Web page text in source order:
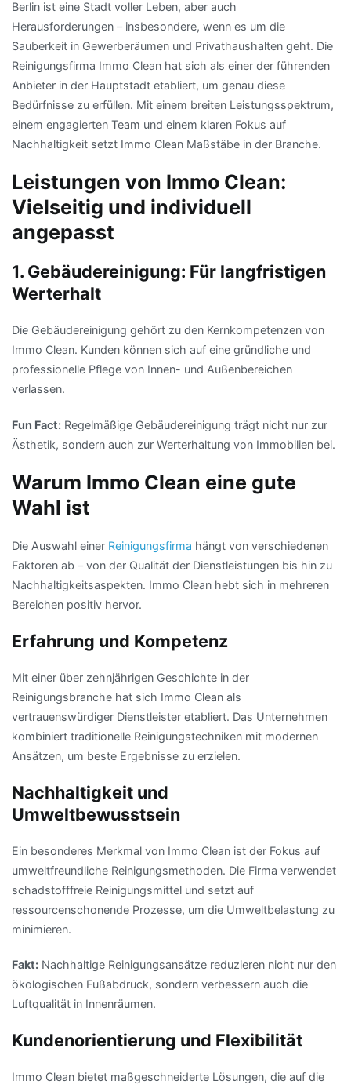
Berlin ist eine Stadt voller Leben, aber auch
Herausforderungen – insbesondere, wenn es um die
Sauberkeit in Gewerberäumen und Privathaushalten geht. Die
Reinigungsfirma Immo Clean hat sich als einer der führenden
Anbieter in der Hauptstadt etabliert, um genau diese
Bedürfnisse zu erfüllen. Mit einem breiten Leistungsspektrum,
einem engagierten Team und einem klaren Fokus auf
Nachhaltigkeit setzt Immo Clean Maßstäbe in der Branche.
Leistungen von Immo Clean:
Vielseitig und individuell
angepasst
1. Gebäudereinigung: Für langfristigen
Werterhalt
Die Gebäudereinigung gehört zu den Kernkompetenzen von
Immo Clean. Kunden können sich auf eine gründliche und
professionelle Pflege von Innen- und Außenbereichen
verlassen.
Fun Fact: Regelmäßige Gebäudereinigung trägt nicht nur zur
Ästhetik, sondern auch zur Werterhaltung von Immobilien bei​.
Warum Immo Clean eine gute
Wahl ist
Die Auswahl einer Reinigungsfirma hängt von verschiedenen
Faktoren ab – von der Qualität der Dienstleistungen bis hin zu
Nachhaltigkeitsaspekten. Immo Clean hebt sich in mehreren
Bereichen positiv hervor.
Erfahrung und Kompetenz
Mit einer über zehnjährigen Geschichte in der
Reinigungsbranche hat sich Immo Clean als
vertrauenswürdiger Dienstleister etabliert. Das Unternehmen
kombiniert traditionelle Reinigungstechniken mit modernen
Ansätzen, um beste Ergebnisse zu erzielen.
Nachhaltigkeit und
Umweltbewusstsein
Ein besonderes Merkmal von Immo Clean ist der Fokus auf
umweltfreundliche Reinigungsmethoden. Die Firma verwendet
schadstofffreie Reinigungsmittel und setzt auf
ressourcenschonende Prozesse, um die Umweltbelastung zu
minimieren.
Fakt: Nachhaltige Reinigungsansätze reduzieren nicht nur den
ökologischen Fußabdruck, sondern verbessern auch die
Luftqualität in Innenräumen.
Kundenorientierung und Flexibilität
Immo Clean bietet maßgeschneiderte Lösungen, die auf die